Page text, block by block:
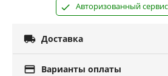
Авторизованный
 Доставка
 Варианты оплаты